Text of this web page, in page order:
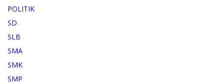
POLITIK
SD
SLB
SMA
SMK
SMP